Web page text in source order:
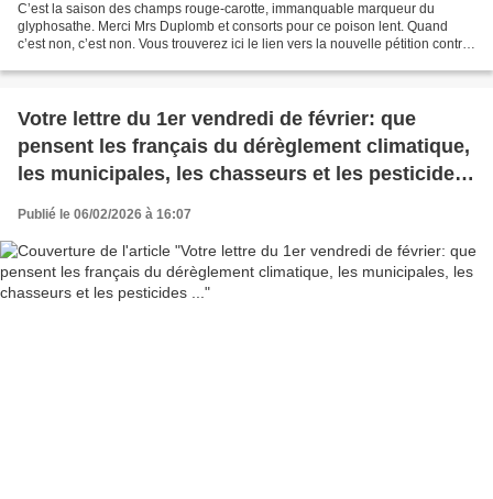
C’est la saison des champs rouge-carotte, immanquable marqueur du
glyphosathe. Merci Mrs Duplomb et consorts pour ce poison lent. Quand
c’est non, c’est non. Vous trouverez ici le lien vers la nouvelle pétition contre
Votre lettre du 1er vendredi de février: que
pensent les français du dérèglement climatique,
les municipales, les chasseurs et les pesticides
Publié le 06/02/2026 à 16:07